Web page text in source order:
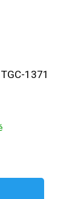
1371